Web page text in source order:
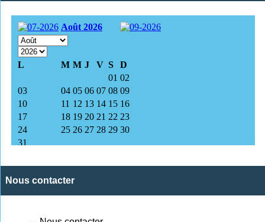
Nous contacter